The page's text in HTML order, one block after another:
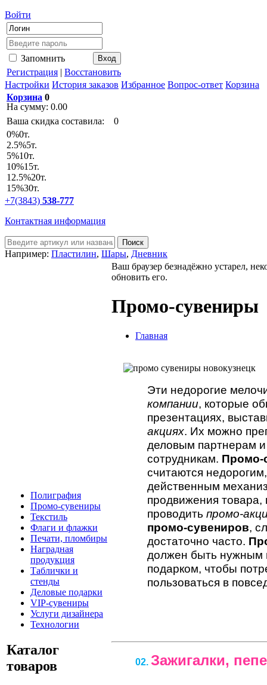
Войти
Запомнить
Регистрация | Восстановить
Настройки История заказов Избранное Вопрос-ответ Корзина
Корзина 0
На сумму: 0.00
Ваша скидка составила:
0
0%0т.
2.5%5т.
5%10т.
10%15т.
12.5%20т.
15%30т.
+7(3843) 538-777
Контактная информация
Например: Пластилин, Шары, Дневник
Полиграфия
Промо-сувениры
Текстиль
Флаги и флажки
Печати, пломбиры
Наградная
продукция
Таблички и
стенды
Деловые подарки
VIP-сувениры
Услуги дизайнера
Технологии
Каталог
товаров
Ваш браузер безнадёжно устарел,
обновить его.
Промо-сувениры
Главная
Эти недорогие
компании, которые
презентациях,
акциях. Их можно
деловым партнерам
сотрудникам. Промо-
считаются
действенным
продвижения товара,
проводить промо-
промо-сувениров,
достаточно часто.
должен быть нужным
подарком, чтобы
пользоваться в
02. Зажигалки,